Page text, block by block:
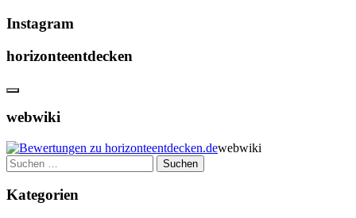
Instagram
horizonteentdecken
webwiki
webwiki
Suchen
nach:
Kategorien